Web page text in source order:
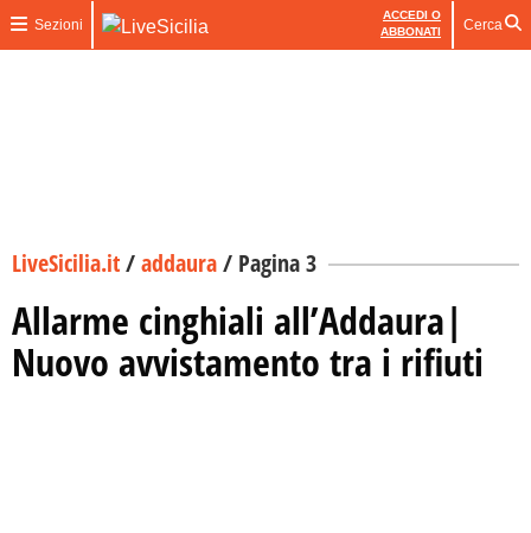
Sezioni
ACCEDI O
ABBONATI
Cerca
LiveSicilia.it/addaura/ Pagina 3
Allarme cinghiali all’Addaura|
Nuovo avvistamento tra i rifiuti